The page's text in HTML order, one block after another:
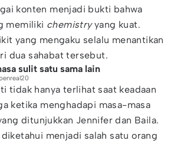
konten menjadi bukti bahwa
memiliki chemistryyang kuat.
yang mengaku selalu menantikan
dua sahabat tersebut.
sulit satu sama lain
tidak hanya terlihat saat keadaan
ketika menghadapi masa-masa
ditunjukkan Jennifer dan Baila.
menjadi salah satu orang